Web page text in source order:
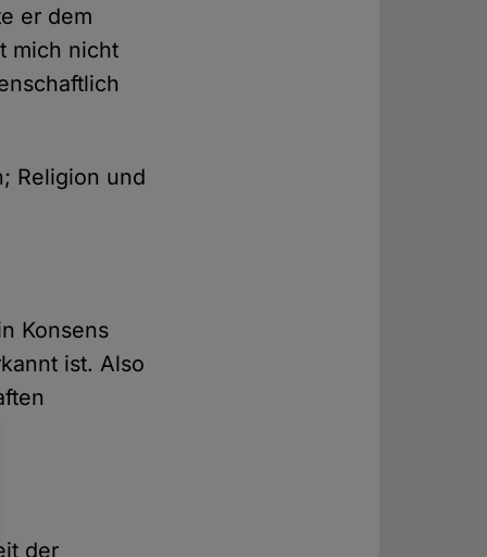
er dem
mich nicht
Religion und
Konsens
ist. Also
der